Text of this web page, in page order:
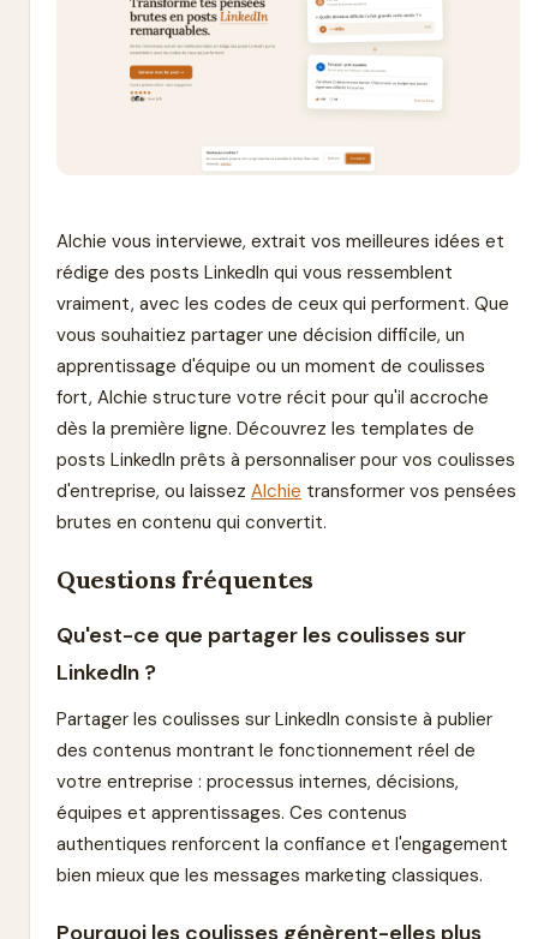
Alchie vous interviewe, extrait vos meilleures idées et
rédige des posts LinkedIn qui vous ressemblent
vraiment, avec les codes de ceux qui performent. Que
vous souhaitiez partager une décision difficile, un
apprentissage d'équipe ou un moment de coulisses
fort, Alchie structure votre récit pour qu'il accroche
dès la première ligne. Découvrez les templates de
posts LinkedIn prêts à personnaliser pour vos coulisses
d'entreprise, ou laissez Alchie transformer vos pensées
brutes en contenu qui convertit.
Questions fréquentes
Qu'est-ce que partager les coulisses sur
LinkedIn ?
Partager les coulisses sur LinkedIn consiste à publier
des contenus montrant le fonctionnement réel de
votre entreprise : processus internes, décisions,
équipes et apprentissages. Ces contenus
authentiques renforcent la confiance et l'engagement
bien mieux que les messages marketing classiques.